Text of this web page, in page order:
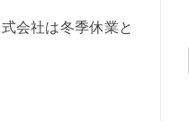
会社は冬季休業と